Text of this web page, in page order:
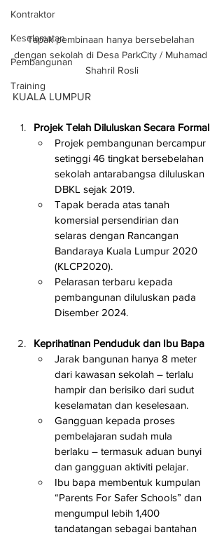
Kontraktor
Keselamatan
Pembangunan
Training
Tapak pembinaan hanya bersebelahan
dengan sekolah di Desa ParkCity / Muhamad
Shahril Rosli
KUALA LUMPUR
Projek Telah Diluluskan Secara Formal
Projek pembangunan bercampur
setinggi 46 tingkat bersebelahan
sekolah antarabangsa diluluskan
DBKL sejak 2019.
Tapak berada atas tanah
komersial persendirian dan
selaras dengan Rancangan
Bandaraya Kuala Lumpur 2020
(KLCP2020).
Pelarasan terbaru kepada
pembangunan diluluskan pada
Disember 2024.
Keprihatinan Penduduk dan Ibu Bapa
Jarak bangunan hanya 8 meter
dari kawasan sekolah – terlalu
hampir dan berisiko dari sudut
keselamatan dan keselesaan.
Gangguan kepada proses
pembelajaran sudah mula
berlaku – termasuk aduan bunyi
dan gangguan aktiviti pelajar.
Ibu bapa membentuk kumpulan
“Parents For Safer Schools” dan
mengumpul lebih 1,400
tandatangan sebagai bantahan